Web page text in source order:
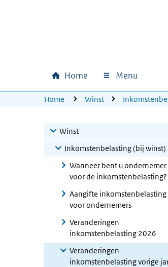
Hoofdnavigatie
Home Menu
U bevindt zich hier:
Home Winst
Winst
Inkomstenbelasting (bij winst)
Wanneer bent u ondernemer
voor de inkomstenbelasting?
Aangifte inkomstenbelasting
voor ondernemers
Veranderingen
inkomstenbelasting 2026
Veranderingen
inkomstenbelasting vorige